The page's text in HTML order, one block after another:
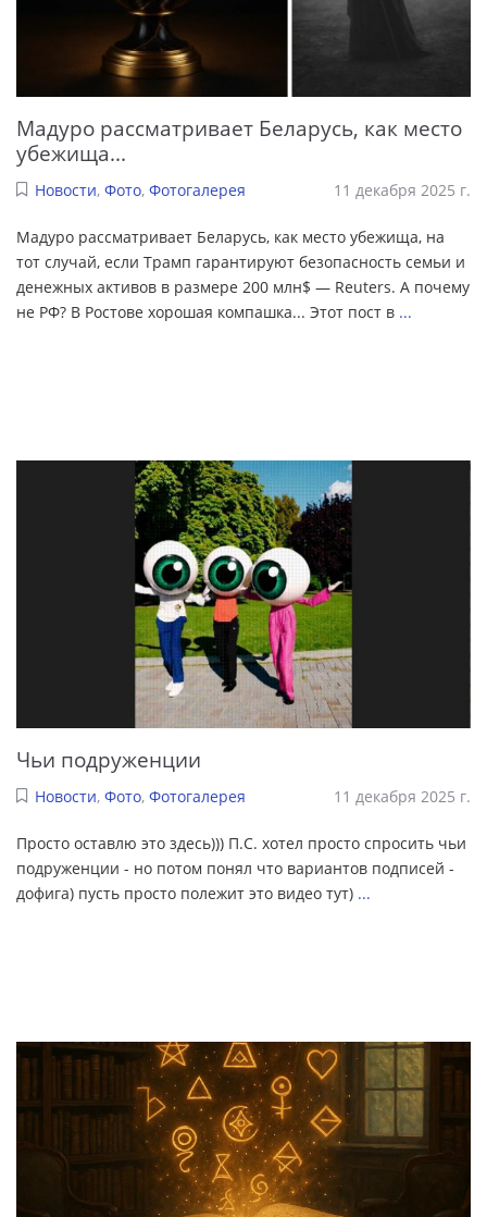
Мадуро рассматривает Беларусь, как место
убежища...
Новости, Фото, Фотогалерея 11 декабря 2025 г.
Мадуро рассматривает Беларусь, как место убежища, на
тот случай, если Трамп гарантируют безопасность семьи и
денежных активов в размере 200 млн$ — Reuters. А почему
не РФ? В Ростове хорошая компашка... Этот пост в ...
Чьи подруженции
Новости, Фото, Фотогалерея 11 декабря 2025 г.
Просто оставлю это здесь))) П.С. хотел просто спросить чьи
подруженции - но потом понял что вариантов подписей -
дофига) пусть просто полежит это видео тут) ...